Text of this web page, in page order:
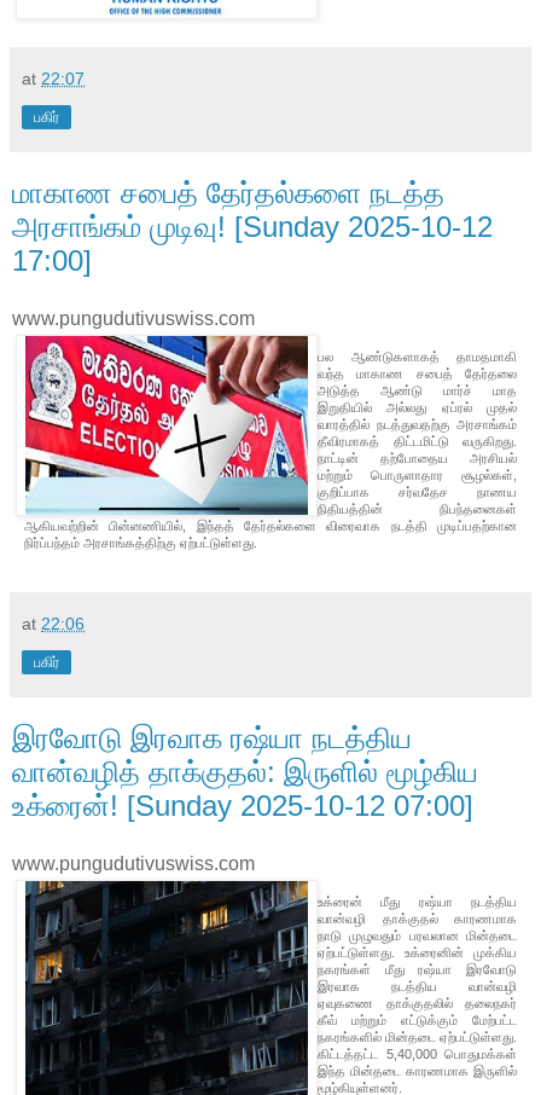
at 22:07
பகிர்
மாகாண சபைத் தேர்தல்களை நடத்த
அரசாங்கம் முடிவு! [Sunday 2025-10-12
17:00]
www.pungudutivuswiss.com
பல ஆண்டுகளாகத் தாமதமாகி
வந்த மாகாண சபைத் தேர்தலை
அடுத்த ஆண்டு மார்ச் மாத
இறுதியில் அல்லது ஏப்ரல் முதல்
வாரத்தில் நடத்துவதற்கு அரசாங்கம்
தீவிரமாகத் திட்டமிட்டு வருகிறது.
நாட்டின் தற்போதைய அரசியல்
மற்றும் பொருளாதார சூழல்கள்,
குறிப்பாக சர்வதேச நாணய
நிதியத்தின் நிபந்தனைகள்
ஆகியவற்றின் பின்னணியில், இந்தத் தேர்தல்களை விரைவாக நடத்தி முடிப்பதற்கான
நிர்ப்பந்தம் அரசாங்கத்திற்கு ஏற்பட்டுள்ளது.
at 22:06
பகிர்
இரவோடு இரவாக ரஷ்யா நடத்திய
வான்வழித் தாக்குதல்: இருளில் மூழ்கிய
உக்ரைன்! [Sunday 2025-10-12 07:00]
www.pungudutivuswiss.com
உக்ரைன் மீது ரஷ்யா நடத்திய
வான்வழி தாக்குதல் காரணமாக
நாடு முழுவதும் பரவலான மின்தடை
ஏற்பட்டுள்ளது. உக்ரைனின் முக்கிய
நகரங்கள் மீது ரஷ்யா இரவோடு
இரவாக நடத்திய வான்வழி
ஏவுகணை தாக்குதலில் தலைநகர்
கீவ் மற்றும் எட்டுக்கும் மேற்பட்ட
நகரங்களில் மின்தடை ஏற்பட்டுள்ளது.
கிட்டத்தட்ட 5,40,000 பொதுமக்கள்
இந்த மின்தடை காரணமாக இருளில்
மூழ்கியுள்ளனர்.